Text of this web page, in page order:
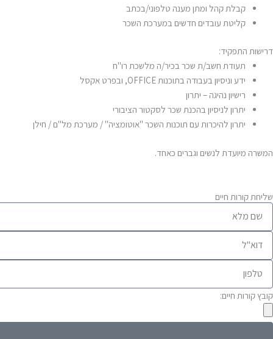
קבלת קהל ומתן מענה טלפוני/בכתב
קליטת עובדים חדשים במערכת השכר
דרישות התפקיד:
תעודת חשב/ת שכר בכיר/ה מלשכת רו"ח
ידע וניסיון בעבודה בתוכנות OFFICE, ובפרט אקסל
רישיון נהיגה – יתרון
יתרון לניסיון בהכנת שכר לסקטור הציבורי
יתרון להיכרות עם תוכנות השכר "אוטומציה" / מערכת מל"ם / חילן
המשרה מיועדת לנשים וגברים כאחד.
שליחת קורות חיים
שם
מלא
דוא"ל
טלפון
קובץ קורות חיים:
קו"ח